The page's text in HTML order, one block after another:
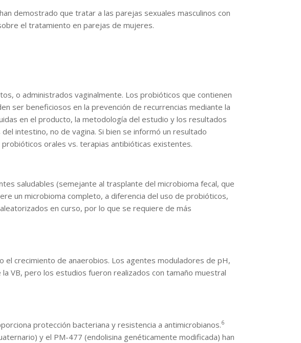
demostrado que tratar a las parejas sexuales masculinos con
el tratamiento en parejas de mujeres.
o administrados vaginalmente. Los probióticos que contienen
ser beneficiosos en la prevención de recurrencias mediante la
en el producto, la metodología del estudio y los resultados
intestino, no de vagina. Si bien se informó un resultado
orales vs. terapias antibióticas existentes.
saludables (semejante al trasplante del microbioma fecal, que
un microbioma completo, a diferencia del uso de probióticos,
en curso, por lo que se requiere de más
el crecimiento de anaerobios. Los agentes moduladores de pH,
VB, pero los estudios fueron realizados con tamaño muestral
protección bacteriana y resistencia a antimicrobianos.6
y el PM-477 (endolisina genéticamente modificada) han